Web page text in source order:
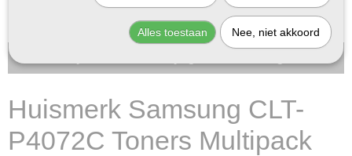
Huismerk Samsung CLT-
P4072C Toners Multipack
Alles toestaan Nee, niet akkoord